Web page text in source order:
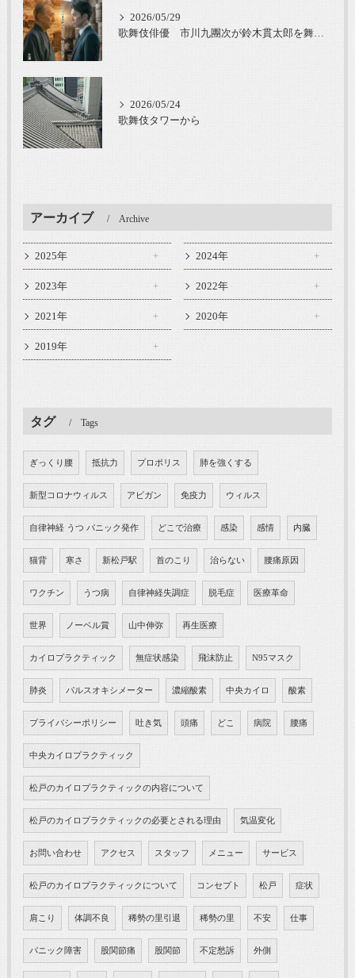
2026/05/29
歌舞伎俳優 市川九團次が鈴木貫太郎を舞台化
2026/05/24
歌舞伎タワーから
アーカイブ Archive
2025年 2024年
2023年 2022年
2021年 2020年
2019年
タグ Tags
ぎっくり腰 抵抗力 プロポリス 肺を強くする
新型コロナウィルス アビガン 免疫力 ウィルス
自律神経 うつ パニック発作 どこで治療 感染 感情 内臓
猫背 寒さ 新松戸駅 首のこり 治らない 腰痛原因
ワクチン うつ病 自律神経失調症 脱毛症 医療革命
世界 ノーベル賞 山中伸弥 再生医療
カイロプラクティック 無症状感染 飛沫防止 N95マスク
肺炎 パルスオキシメーター 濃縮酸素 中央カイロ 酸素
プライバシーポリシー 吐き気 頭痛 どこ 病院 腰痛
中央カイロプラクティック
松戸のカイロプラクティックの内容について
松戸のカイロプラクティックの必要とされる理由 気温変化
お問い合わせ アクセス スタッフ メニュー サービス
松戸のカイロプラクティックについて コンセプト 松戸 症状
肩こり 体調不良 稀勢の里引退 稀勢の里 不安 仕事
パニック障害 股関節痛 股関節 不定愁訴 外側